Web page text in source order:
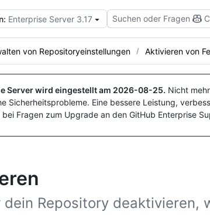
Enterprise Server 3.17 Suchen oder Fragen
von Repositoryeinstellungen Aktivieren von
Server wird eingestellt am 2026-08-25. Nicht
Sicherheitsprobleme. Eine bessere Leistung,
bei Fragen zum Upgrade an den GitHub Enterprise
Repository deaktivieren,